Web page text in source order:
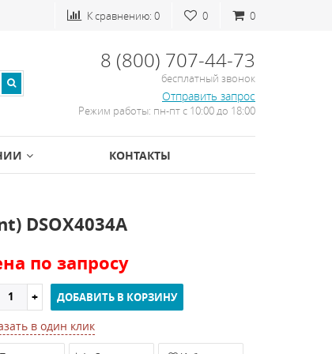
0
0
К сравнению: 0
8 (800) 707-44-73
бесплатный звонок
Отправить запрос
Режим работы: пн-пт с 10:00 до 18:00
КОНТАКТЫ
DSOX4034A
по запросу
ДОБАВИТЬ В КОРЗИНУ
в один клик